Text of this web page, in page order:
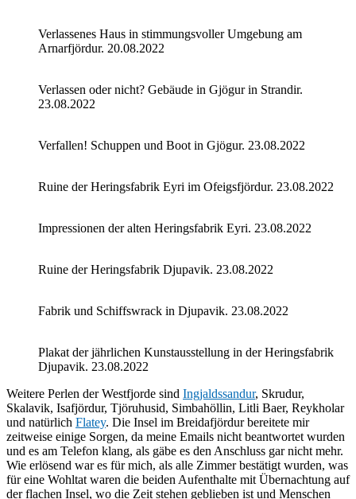
Verlassenes Haus in stimmungsvoller Umgebung am
Arnarfjördur. 20.08.2022
Verlassen oder nicht? Gebäude in Gjögur in Strandir.
23.08.2022
Verfallen! Schuppen und Boot in Gjögur. 23.08.2022
Ruine der Heringsfabrik Eyri im Ofeigsfjördur. 23.08.2022
Impressionen der alten Heringsfabrik Eyri. 23.08.2022
Ruine der Heringsfabrik Djupavik. 23.08.2022
Fabrik und Schiffswrack in Djupavik. 23.08.2022
Plakat der jährlichen Kunstausstellung in der Heringsfabrik
Djupavik. 23.08.2022
Weitere Perlen der Westfjorde sind Ingjaldssandur, Skrudur,
Skalavik, Isafjördur, Tjöruhusid, Simbahöllin, Litli Baer, Reykholar
und natürlich Flatey. Die Insel im Breidafjördur bereitete mir
zeitweise einige Sorgen, da meine Emails nicht beantwortet wurden
und es am Telefon klang, als gäbe es den Anschluss gar nicht mehr.
Wie erlösend war es für mich, als alle Zimmer bestätigt wurden, was
für eine Wohltat waren die beiden Aufenthalte mit Übernachtung auf
der flachen Insel, wo die Zeit stehen geblieben ist und Menschen